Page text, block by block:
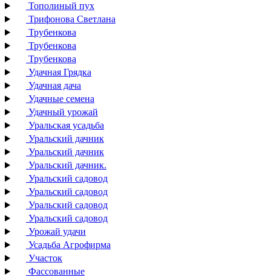
Тополиный пух
Трифонова Светлана
Трубенкова
Трубенкова
Трубенкова
Удачная Грядка
Удачная дача
Удачные семена
Удачный урожай
Уральская усадьба
Уральский дачник
Уральский дачник
Уральский дачник.
Уральский садовод
Уральский садовод
Уральский садовод
Уральский садовод
Урожай удачи
Усадьба Агрофирма
Участок
Фассованные